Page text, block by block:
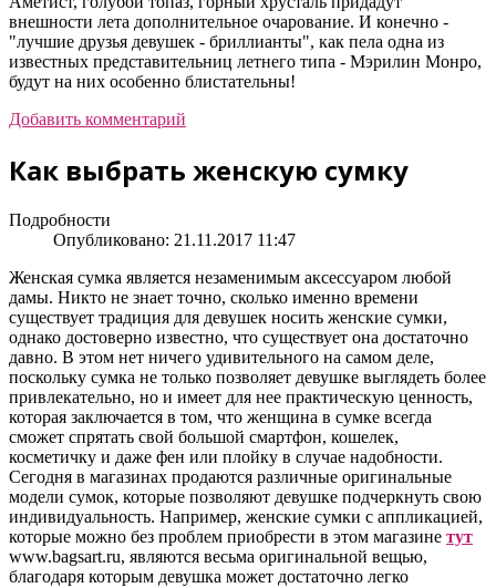
внешности лета дополнительное очарование. И конечно -
"лучшие друзья девушек - бриллианты", как пела одна из
известных представительниц летнего типа - Мэрилин Монро,
будут на них особенно блистательны!
Добавить комментарий
Как выбрать женскую сумку
Подробности
Опубликовано: 21.11.2017 11:47
Женская сумка является незаменимым аксессуаром любой
дамы. Никто не знает точно, сколько именно времени
существует традиция для девушек носить женские сумки,
однако достоверно известно, что существует она достаточно
давно. В этом нет ничего удивительного на самом деле,
поскольку сумка не только позволяет девушке выглядеть более
привлекательно, но и имеет для нее практическую ценность,
которая заключается в том, что женщина в сумке всегда
сможет спрятать свой большой смартфон, кошелек,
косметичку и даже фен или плойку в случае надобности.
Сегодня в магазинах продаются различные оригинальные
модели сумок, которые позволяют девушке подчеркнуть свою
индивидуальность. Например, женские сумки с аппликацией,
которые можно без проблем приобрести в этом магазине тут
www.bagsart.ru, являются весьма оригинальной вещью,
благодаря которым девушка может достаточно легко